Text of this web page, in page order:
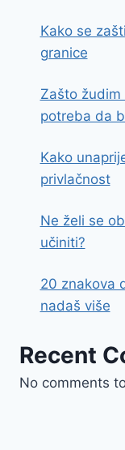
Kako se
granice
Zašto žudim
potreba da
Kako
privlačnost
Ne želi se
učiniti?
20 znakova
nadaš više
Recent
No comments